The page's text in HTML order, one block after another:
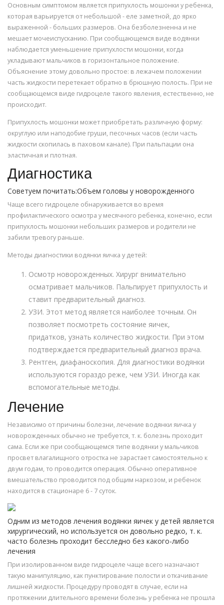
Основным симптомом является припухлость мошонки у ребенка,
которая варьируется от небольшой - еле заметной, до ярко
выраженной - больших размеров. Она безболезненна и не
мешает мочеиспусканию. При сообщающемся виде водянки
наблюдается уменьшение припухлости мошонки, когда
укладывают мальчиков в горизонтальное положение.
Объяснение этому довольно простое: в лежачем положении
часть жидкости перетекает обратно в брюшную полость. При не
сообщающемся виде гидроцеле такого явления, естественно, не
происходит.
Припухлость мошонки может приобретать различную форму:
округлую или наподобие груши, песочных часов (если часть
жидкости скопилась в паховом канале). При пальпации она
эластичная и плотная.
Диагностика
Советуем почитать:Объем головы у новорожденного
Чаще всего гидроцеле обнаруживается во время
профилактического осмотра у месячного ребенка, конечно, если
припухлость мошонки небольших размеров и родители не
забили тревогу раньше.
Методы диагностики водянки яичка у детей:
Осмотр новорожденных. Хирург внимательно
осматривает мальчиков. Пальпирует припухлость и
ставит предварительный диагноз.
УЗИ. Этот метод является наиболее точным. Он
позволяет посмотреть состояние яичек,
придатков, узнать количество жидкости. При этом
подтверждается предварительный диагноз врача.
Рентген, диафаноскопия. Для диагностики водянки
используются гораздо реже, чем УЗИ. Иногда как
вспомогательные методы.
Лечение
Независимо от причины болезни, лечение водянки яичка у
новорожденных обычно не требуется, т. к. болезнь проходит
сама. Если же при сообщающемся типе водянки у мальчиков
просвет влагалищного отростка не зарастает самостоятельно к
двум годам, то проводится операция. Обычно оперативное
вмешательство проводится под общим наркозом, и ребенок
находится в стационаре 6 - 7 суток.
Одним из методов лечения водянки яичек у детей является
хирургический, но используется он довольно редко, т. к.
часто болезнь проходит бесследно без какого-либо
лечения
При изолированном виде гидроцеле чаще всего назначают
такую манипуляцию, как пунктирование полости и откачивание
лишней жидкости. Процедуру проводят в случае, если на
протяжении длительного времени болезнь у ребенка не прошла